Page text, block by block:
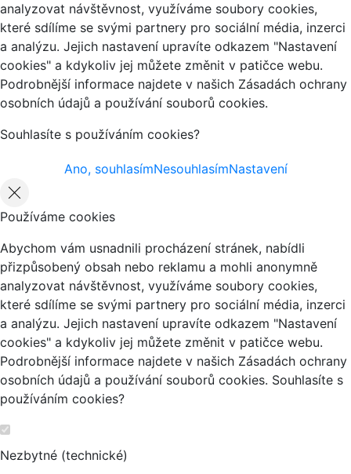
analyzovat návštěvnost, využíváme soubory cookies,
které sdílíme se svými partnery pro sociální média, inzerci
a analýzu. Jejich nastavení upravíte odkazem "Nastavení
cookies" a kdykoliv jej můžete změnit v patičce webu.
Podrobnější informace najdete v našich Zásadách ochrany
osobních údajů a používání souborů cookies.
Souhlasíte s používáním cookies?
Ano, souhlasímNesouhlasímNastavení
Používáme cookies
Abychom vám usnadnili procházení stránek, nabídli
přizpůsobený obsah nebo reklamu a mohli anonymně
analyzovat návštěvnost, využíváme soubory cookies,
které sdílíme se svými partnery pro sociální média, inzerci
a analýzu. Jejich nastavení upravíte odkazem "Nastavení
cookies" a kdykoliv jej můžete změnit v patičce webu.
Podrobnější informace najdete v našich Zásadách ochrany
osobních údajů a používání souborů cookies. Souhlasíte s
používáním cookies?
Nezbytné (technické)